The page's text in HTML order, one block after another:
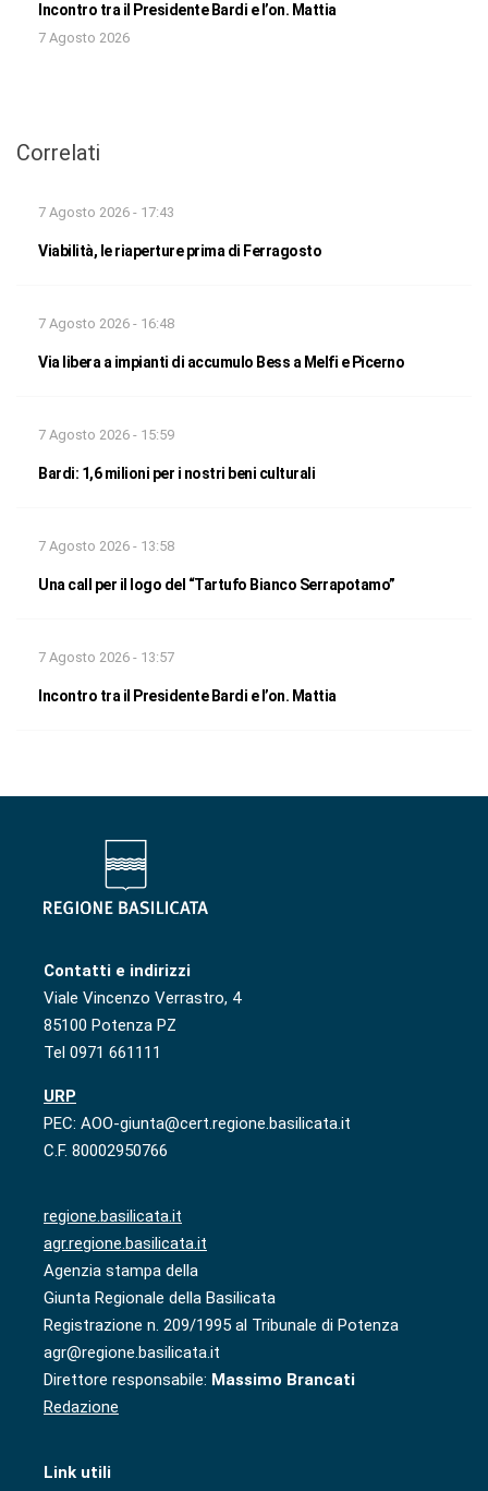
Incontro tra il Presidente Bardi e l’on. Mattia
7 Agosto 2026
Correlati
7 Agosto 2026 - 17:43
Viabilità, le riaperture prima di Ferragosto
7 Agosto 2026 - 16:48
Via libera a impianti di accumulo Bess a Melfi e Picerno
7 Agosto 2026 - 15:59
Bardi: 1,6 milioni per i nostri beni culturali
7 Agosto 2026 - 13:58
Una call per il logo del “Tartufo Bianco Serrapotamo”
7 Agosto 2026 - 13:57
Incontro tra il Presidente Bardi e l’on. Mattia
Contatti e indirizzi
Viale Vincenzo Verrastro, 4
85100 Potenza PZ
Tel 0971 661111
URP
PEC: AOO-giunta@cert.regione.basilicata.it
C.F. 80002950766
regione.basilicata.it
agr.regione.basilicata.it
Agenzia stampa della
Giunta Regionale della Basilicata
Registrazione n. 209/1995 al Tribunale di Potenza
agr@regione.basilicata.it
Direttore responsabile: Massimo Brancati
Redazione
Link utili